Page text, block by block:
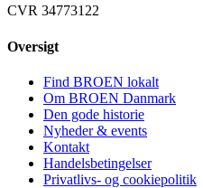
CVR 34773122
Oversigt
Find BROEN lokalt
Om BROEN Danmark
Den gode historie
Nyheder & events
Kontakt
Handelsbetingelser
Privatlivs- og cookiepolitik